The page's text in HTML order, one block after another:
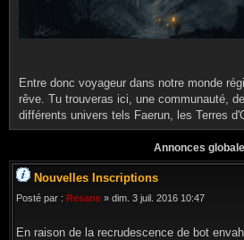
Entre donc voyageur dans notre monde
rêve. Tu trouveras ici, une communauté,
différents univers tels Faerun, les Terres
Annonces
Nouvelles Inscriptions
Posté par : Resane » dim. 3 juil. 2016 10:47
En raison de la recrudescence de bot